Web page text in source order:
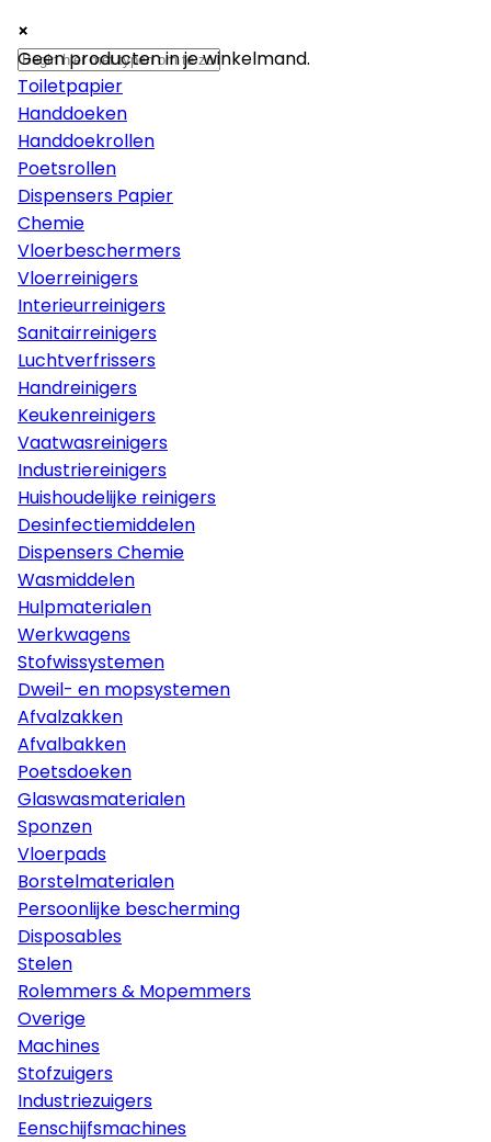
×
Papier
Toiletpapier
Handdoeken
Handdoekrollen
Poetsrollen
Dispensers Papier
Chemie
Vloerbeschermers
Vloerreinigers
Interieurreinigers
Sanitairreinigers
Luchtverfrissers
Handreinigers
Keukenreinigers
Vaatwasreinigers
Industriereinigers
Huishoudelijke reinigers
Desinfectiemiddelen
Dispensers Chemie
Wasmiddelen
Hulpmaterialen
Werkwagens
Stofwissystemen
Dweil- en mopsystemen
Afvalzakken
Afvalbakken
Poetsdoeken
Glaswasmaterialen
Sponzen
Vloerpads
Borstelmaterialen
Persoonlijke bescherming
Disposables
Stelen
Rolemmers & Mopemmers
Overige
Machines
Stofzuigers
Industriezuigers
Eenschijfsmachines
×
×
Geen producten in je winkelmand.